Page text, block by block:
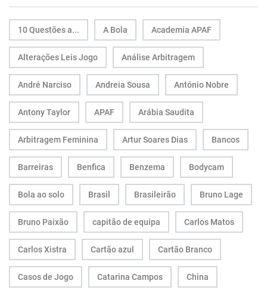
10 Questões a... A Bola Academia APAF
Alterações Leis Jogo Análise Arbitragem
André Narciso Andreia Sousa António Nobre
Antony Taylor APAF Arábia Saudita
Arbitragem Feminina Artur Soares Dias Bancos
Barreiras Benfica Benzema Bodycam
Bola ao solo Brasil Brasileirão Bruno Lage
Bruno Paixão capitão de equipa Carlos Matos
Carlos Xistra Cartão azul Cartão Branco
Casos de Jogo Catarina Campos China